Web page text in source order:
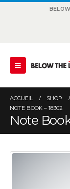
ACCUEIL SHOP
NOTE BOOK – 18302
Note